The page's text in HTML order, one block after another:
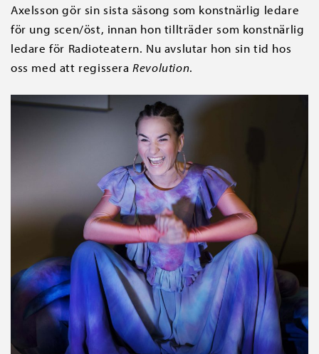
Axelsson gör sin sista säsong som konstnärlig ledare
för ung scen/öst, innan hon tillträder som konstnärlig
ledare för Radioteatern. Nu avslutar hon sin tid hos
oss med att regisseraRevolution.